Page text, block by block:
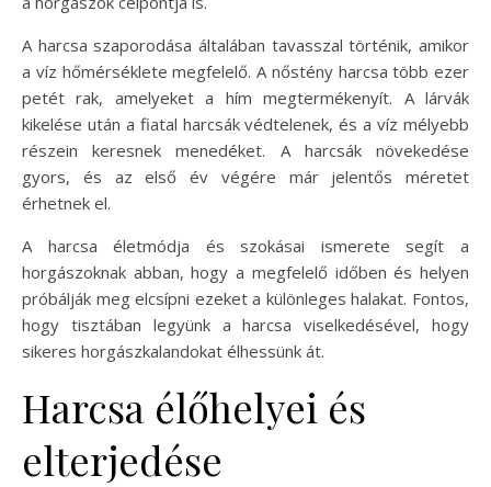
A harcsa szaporodása általában tavasszal történik, amikor
a víz hőmérséklete megfelelő. A nőstény harcsa több ezer
petét rak, amelyeket a hím megtermékenyít. A lárvák
kikelése után a fiatal harcsák védtelenek, és a víz mélyebb
részein keresnek menedéket. A harcsák növekedése
gyors, és az első év végére már jelentős méretet
érhetnek el.
A harcsa életmódja és szokásai ismerete segít a
horgászoknak abban, hogy a megfelelő időben és helyen
próbálják meg elcsípni ezeket a különleges halakat. Fontos,
hogy tisztában legyünk a harcsa viselkedésével, hogy
sikeres horgászkalandokat élhessünk át.
Harcsa élőhelyei és
elterjedése